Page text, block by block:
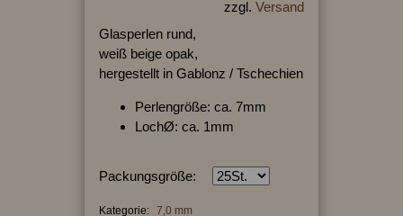
zzgl. Versand
Glasperlen rund,
weiß beige opak,
hergestellt in Gablonz / Tschechien
Perlengröße: ca. 7mm
LochØ: ca. 1mm
Packungsgröße:
Kategorie: 7,0 mm